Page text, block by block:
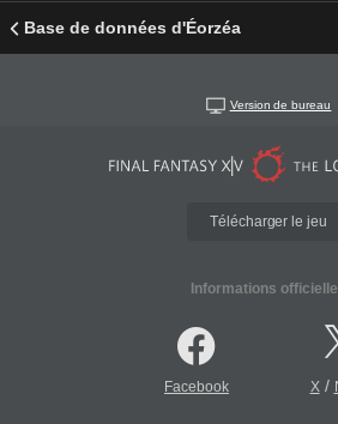
Base de données d'Éorzéa
Version de bureau
Télécharger le jeu
Informations
Facebook X/